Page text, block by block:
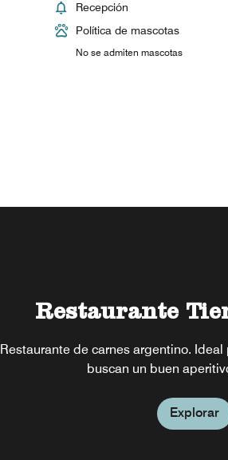
Recepción
Política de mascotas
No se admiten mascotas
Restaurante
Restaurante de carnes argentino.
buscan un buen
Explorar
En la
Estilo familiar y sports bar con
Explorar